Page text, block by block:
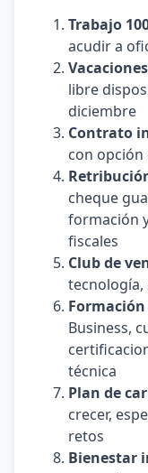
Trabajo
acudir a
libre
diciembre
Contrato
con opción
cheque
formación
fiscales
Club de
tecnología,
Business,
técnica
Plan de
crecer,
retos
Bienestar